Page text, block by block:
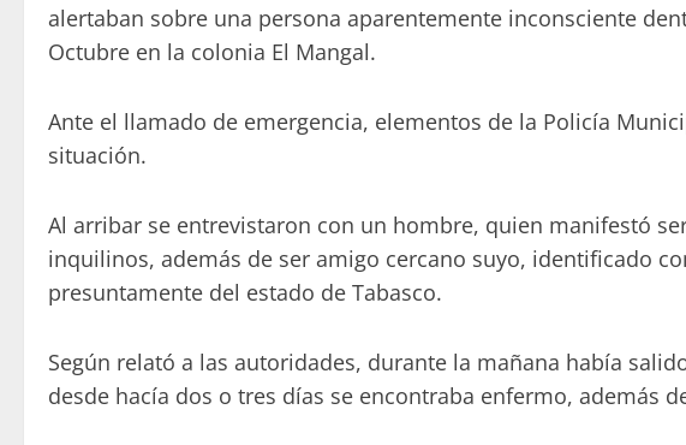
alertaban sobre una persona aparentemente inconsciente
Octubre en la colonia El Mangal.
Ante el llamado de emergencia, elementos de la Policía
situación.
Al arribar se entrevistaron con un hombre, quien manifestó
inquilinos, además de ser amigo cercano suyo, identificado
presuntamente del estado de Tabasco.
Según relató a las autoridades, durante la mañana había
desde hacía dos o tres días se encontraba enfermo, además